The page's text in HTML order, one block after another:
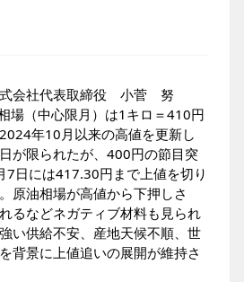
式会社代表取締役 小菅 努
場（中心限月）は1キロ＝410円
年10月以来の高値を更新し
が限られたが、400円の節目突
7日には417.30円まで上値を切り
原油相場が高値から下押しさ
るなどネガティブ材料も見られ
い供給不安、産地天候不順、世
背景に上値追いの展開が維持さ